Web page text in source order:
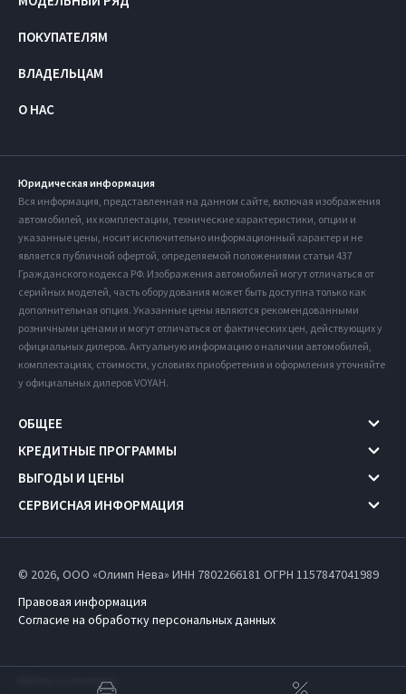
ПОКУПАТЕЛЯМ
ВЛАДЕЛЬЦАМ
О НАС
Юридическая информация
Вся информация, представленная на данном сайте, включая изображения
автомобилей, их комплектации, технические характеристики, опции и
указанные цены, носит исключительно информационный характер и не
является публичной офертой, определяемой положениями статьи 437
Гражданского кодекса РФ. Изображения автомобилей могут отличаться от
серийных моделей, часть оборудования может быть доступна только как
дополнительная опция. Указанные цены являются рекомендованными
розничными ценами и могут отличаться от фактических цен, действующих у
официальных дилеров. Актуальную информацию о наличии автомобилей,
комплектациях, стоимости, условиях приобретения и оформления уточняйте
у официальных дилеров VOYAH.
ОБЩЕЕ
КРЕДИТНЫЕ ПРОГРАММЫ
ВЫГОДЫ И ЦЕНЫ
СЕРВИСНАЯ ИНФОРМАЦИЯ
© 2026, ООО «Олимп Нева» ИНН 7802266181 ОГРН 1157847041989
Правовая информация
Согласие на обработку персональных данных
Работает на технологиях